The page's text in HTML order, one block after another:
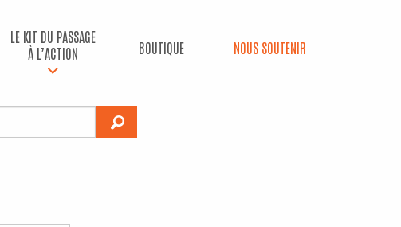
LE KIT DU PASSAGE
À L’ACTION
BOUTIQUE NOUS SOUTENIR